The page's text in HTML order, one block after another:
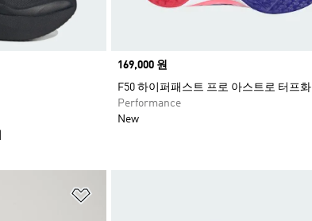
Price
169,000 원
F50 하이퍼패스트 프로 아스트로 터프화
Performance
New